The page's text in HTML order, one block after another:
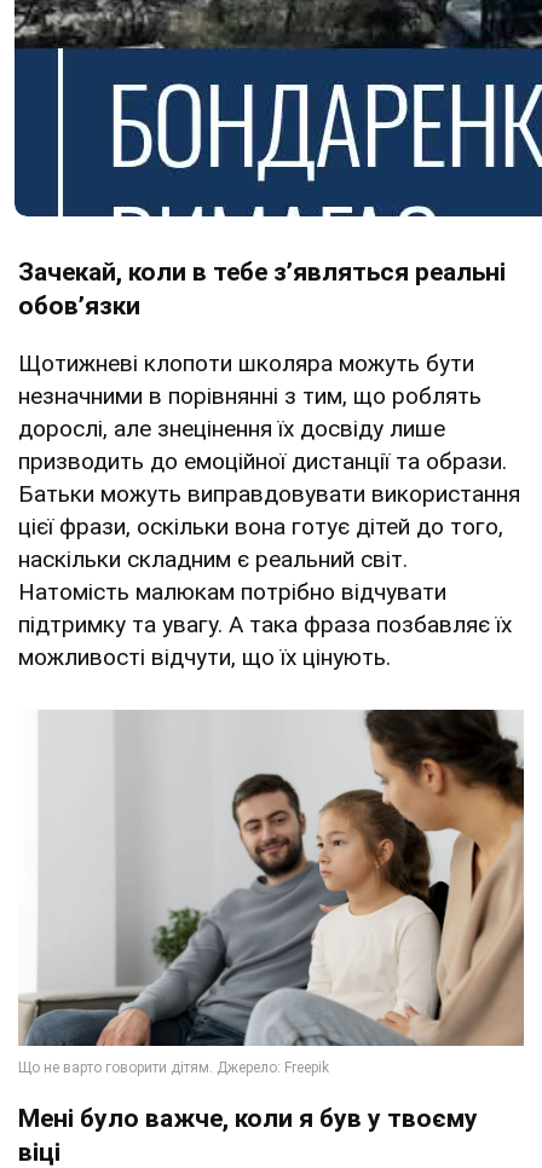
Зачекай, коли в тебе зʼявляться реальні
обовʼязки
Щотижневі клопоти школяра можуть бути
незначними в порівнянні з тим, що роблять
дорослі, але знецінення їх досвіду лише
призводить до емоційної дистанції та образи.
Батьки можуть виправдовувати використання
цієї фрази, оскільки вона готує дітей до того,
наскільки складним є реальний світ.
Натомість малюкам потрібно відчувати
підтримку та увагу. А така фраза позбавляє їх
можливості відчути, що їх цінують.
Мені було важче, коли я був у твоєму
віці